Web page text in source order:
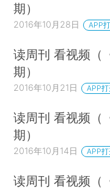
期）
2016年10月28日 APP
读周刊 看视频（
期）
2016年10月21日 APP
读周刊 看视频（
期）
2016年10月14日 APP
读周刊 看视频（